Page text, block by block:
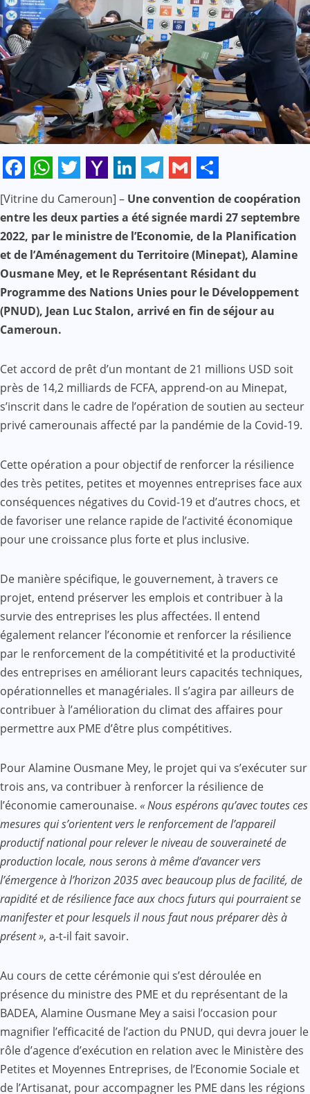
Facebook
WhatsApp
Twitter
Yahoo
Mail
LinkedIn
Telegram
Gmail
Share
[Vitrine du Cameroun] – Une convention de coopération
entre les deux parties a été signée mardi 27 septembre
2022, par le ministre de l’Economie, de la Planification
et de l’Aménagement du Territoire (Minepat), Alamine
Ousmane Mey, et le Représentant Résidant du
Programme des Nations Unies pour le Développement
(PNUD), Jean Luc Stalon, arrivé en fin de séjour au
Cameroun.
Cet accord de prêt d’un montant de 21 millions USD soit
près de 14,2 milliards de FCFA, apprend-on au Minepat,
s’inscrit dans le cadre de l’opération de soutien au secteur
privé camerounais affecté par la pandémie de la Covid-19.
Cette opération a pour objectif de renforcer la résilience
des très petites, petites et moyennes entreprises face aux
conséquences négatives du Covid-19 et d’autres chocs, et
de favoriser une relance rapide de l’activité économique
pour une croissance plus forte et plus inclusive.
De manière spécifique, le gouvernement, à travers ce
projet, entend préserver les emplois et contribuer à la
survie des entreprises les plus affectées. Il entend
également relancer l’économie et renforcer la résilience
par le renforcement de la compétitivité et la productivité
des entreprises en améliorant leurs capacités techniques,
opérationnelles et managériales. Il s’agira par ailleurs de
contribuer à l’amélioration du climat des affaires pour
permettre aux PME d’être plus compétitives.
Pour Alamine Ousmane Mey, le projet qui va s’exécuter sur
trois ans, va contribuer à renforcer la résilience de
l’économie camerounaise. « Nous espérons qu’avec toutes ces
mesures qui s’orientent vers le renforcement de l’appareil
productif national pour relever le niveau de souveraineté de
production locale, nous serons à même d’avancer vers
l’émergence à l’horizon 2035 avec beaucoup plus de facilité, de
rapidité et de résilience face aux chocs futurs qui pourraient se
manifester et pour lesquels il nous faut nous préparer dès à
présent », a-t-il fait savoir.
Au cours de cette cérémonie qui s’est déroulée en
présence du ministre des PME et du représentant de la
BADEA, Alamine Ousmane Mey a saisi l’occasion pour
magnifier l’efficacité de l’action du PNUD, qui devra jouer le
rôle d’agence d’exécution en relation avec le Ministère des
Petites et Moyennes Entreprises, de l’Economie Sociale et
de l’Artisanat, pour accompagner les PME dans les régions